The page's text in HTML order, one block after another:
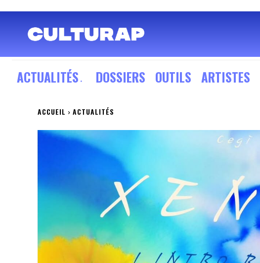
ACTUALITÉS DOSSIERS OUTILS ARTISTES
ACCUEIL ACTUALITÉS